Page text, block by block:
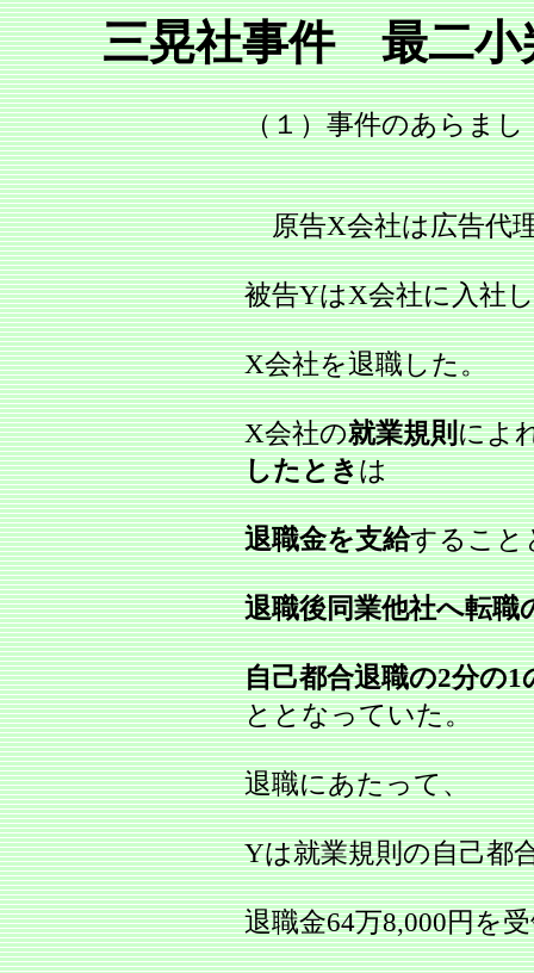
三晃社事件 最二小判
（１）事件のあらまし
原告X会社は広告代
被告YはX会社に入社
X会社を退職した。
X会社の就業規則によ
したときは
退職金を支給すること
退職後同業他社へ転職
自己都合退職の2分の
ととなっていた。
退職にあたって、
Yは就業規則の自己都
退職金64万8,000円を